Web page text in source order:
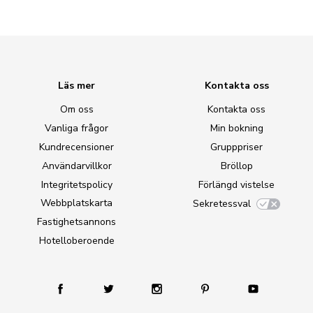
Läs mer
Om oss
Vanliga frågor
Kundrecensioner
Användarvillkor
Integritetspolicy
Webbplatskarta
Fastighetsannons
Hotelloberoende
Kontakta oss
Kontakta oss
Min bokning
Grupppriser
Bröllop
Förlängd vistelse
Sekretessval